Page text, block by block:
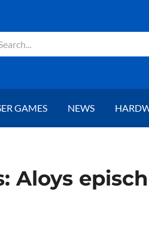
GAMES NEWS
Aloys